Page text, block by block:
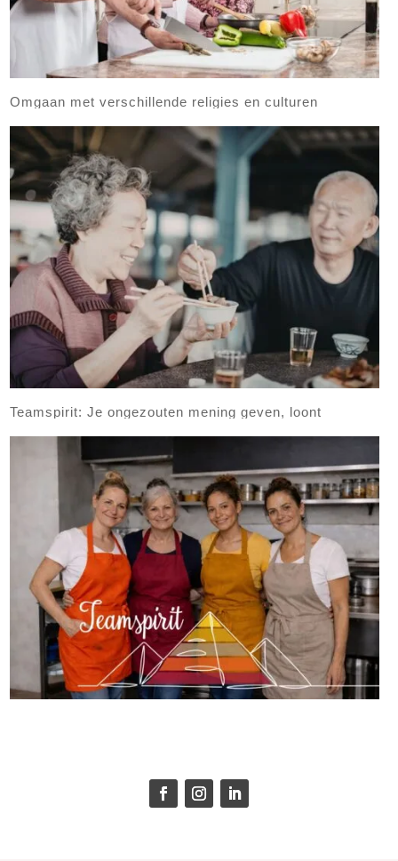
Omgaan met verschillende religies en culturen
Teamspirit: Je ongezouten mening geven, loont